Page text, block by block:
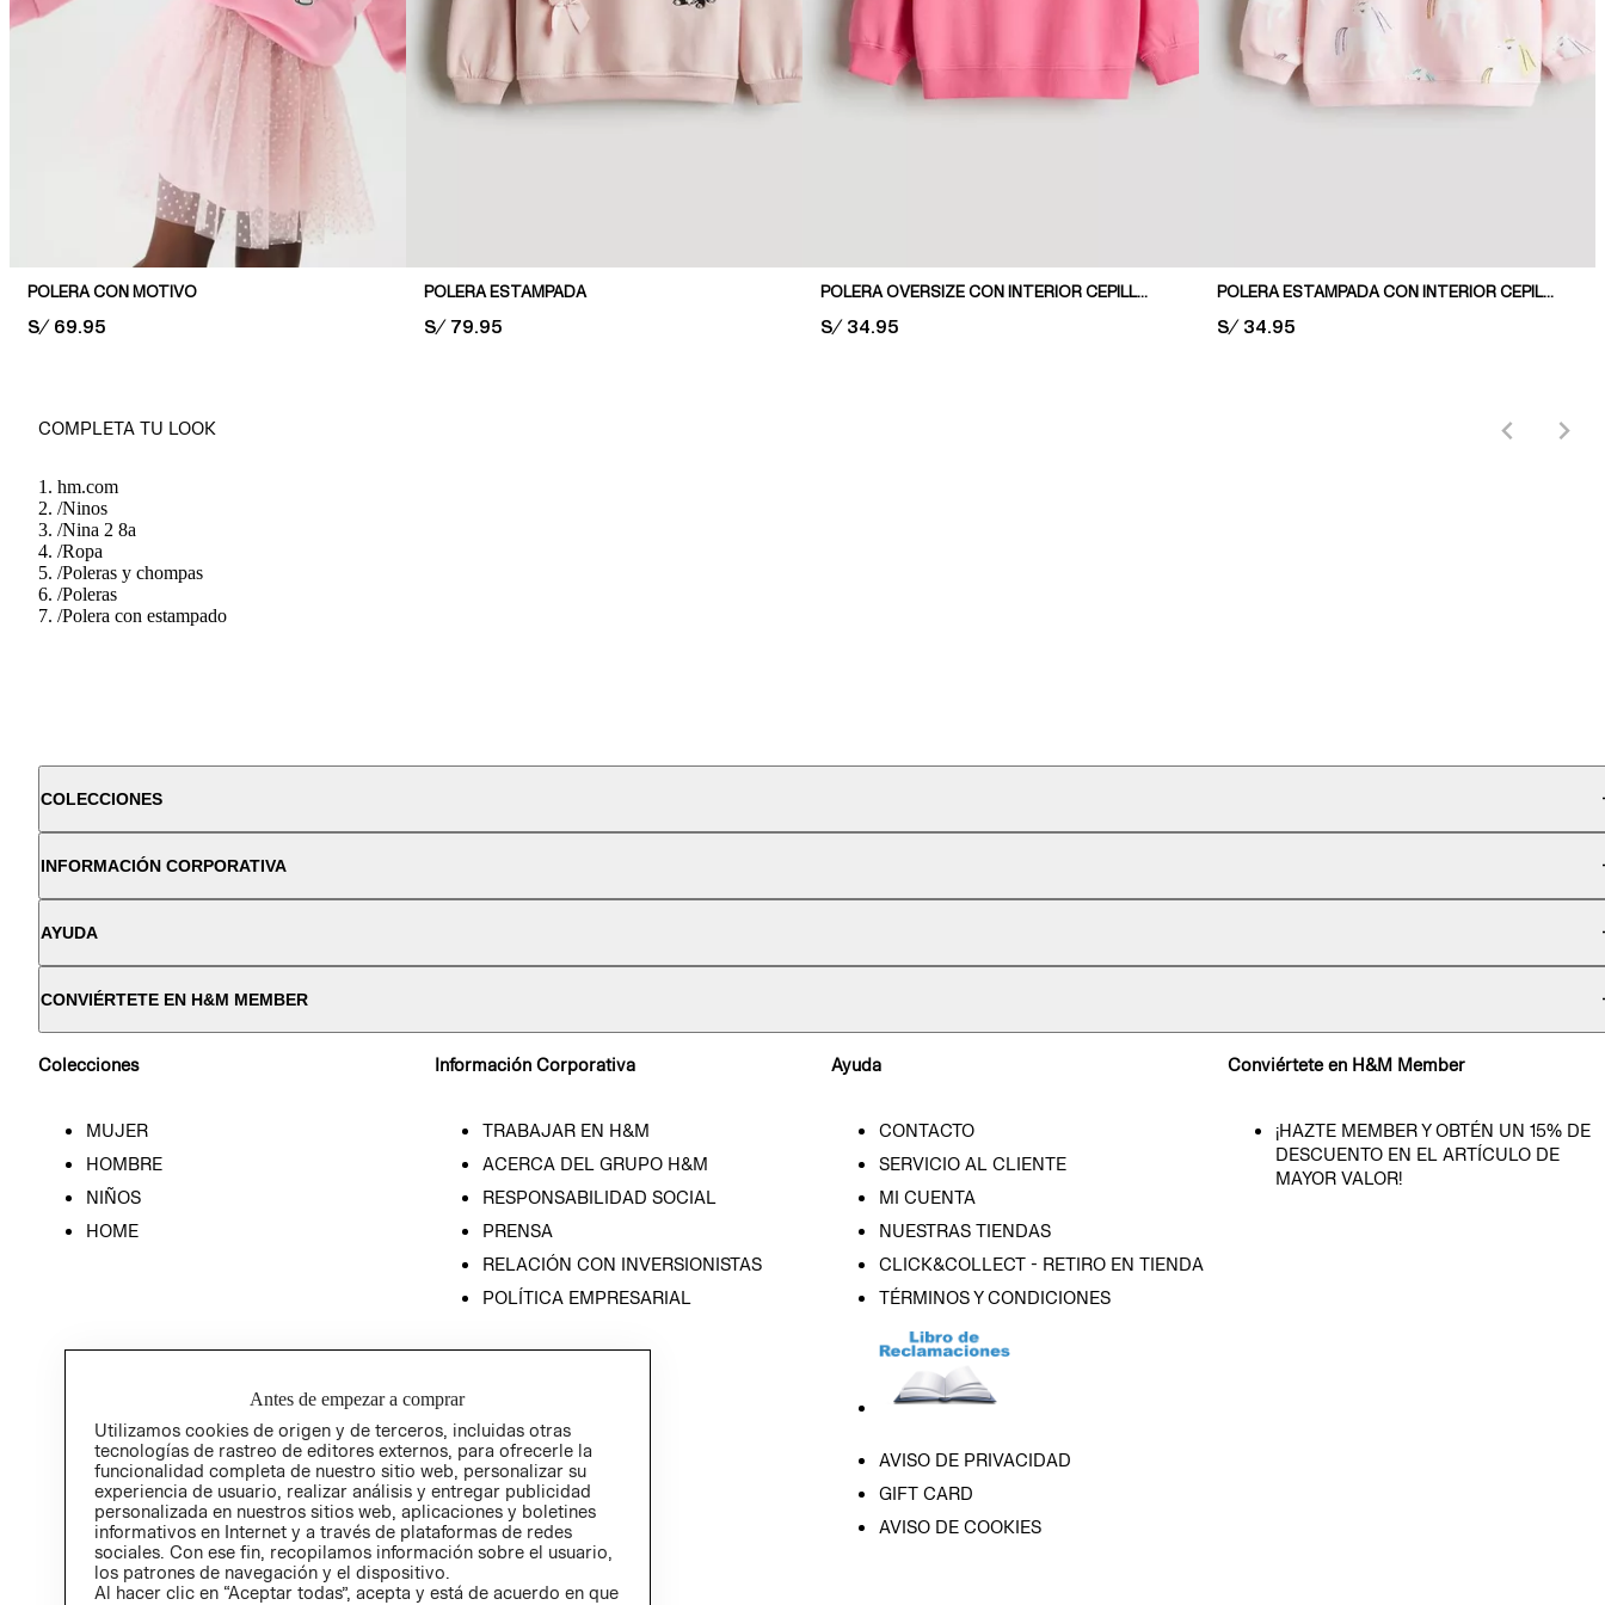
POLERA CON MOTIVO
PRICE:
S/ 69.95
POLERA ESTAMPADA
PRICE:
S/ 79.95
POLERA OVERSIZE CON INTERIOR CEPILLADO
PRICE:
S/ 34.95
POLERA ESTAMPADA CON INTERIOR CEPILLADO
PRICE:
S/ 34.95
COMPLETA TU LOOK
hm.com
/Ninos
/Nina 2 8a
/Ropa
/Poleras y chompas
/Poleras
/Polera con estampado
COLECCIONES
INFORMACIÓN CORPORATIVA
AYUDA
CONVIÉRTETE EN H&M MEMBER
Colecciones
MUJER
HOMBRE
NIÑOS
HOME
Información Corporativa
TRABAJAR EN H&M
ACERCA DEL GRUPO H&M
RESPONSABILIDAD SOCIAL
PRENSA
RELACIÓN CON INVERSIONISTAS
POLÍTICA EMPRESARIAL
Ayuda
CONTACTO
SERVICIO AL CLIENTE
MI CUENTA
NUESTRAS TIENDAS
CLICK&COLLECT - RETIRO EN TIENDA
TÉRMINOS Y CONDICIONES
AVISO DE PRIVACIDAD
GIFT CARD
AVISO DE COOKIES
Conviértete en H&M Member
¡HAZTE MEMBER Y OBTÉN UN 15% DE
DESCUENTO EN EL ARTÍCULO DE
MAYOR VALOR!
Antes de empezar a comprar
Utilizamos cookies de origen y de terceros, incluidas otras
tecnologías de rastreo de editores externos, para ofrecerle la
funcionalidad completa de nuestro sitio web, personalizar su
experiencia de usuario, realizar análisis y entregar publicidad
personalizada en nuestros sitios web, aplicaciones y boletines
informativos en Internet y a través de plataformas de redes
sociales. Con ese fin, recopilamos información sobre el usuario,
los patrones de navegación y el dispositivo.
Al hacer clic en “Aceptar todas”, acepta y está de acuerdo en que